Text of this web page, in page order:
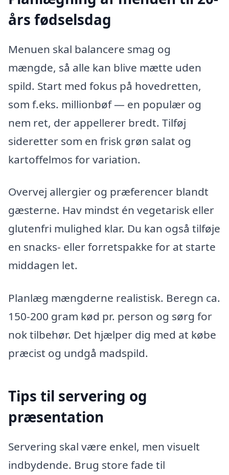
års fødselsdag
Menuen skal balancere smag og
mængde, så alle kan blive mætte uden
spild. Start med fokus på hovedretten,
som f.eks. millionbøf — en populær og
nem ret, der appellerer bredt. Tilføj
sideretter som en frisk grøn salat og
kartoffelmos for variation.
Overvej allergier og præferencer blandt
gæsterne. Hav mindst én vegetarisk eller
glutenfri mulighed klar. Du kan også tilføje
en snacks- eller forretspakke for at starte
middagen let.
Planlæg mængderne realistisk. Beregn ca.
150-200 gram kød pr. person og sørg for
nok tilbehør. Det hjælper dig med at købe
præcist og undgå madspild.
Tips til servering og
præsentation
Servering skal være enkel, men visuelt
indbydende. Brug store fade til